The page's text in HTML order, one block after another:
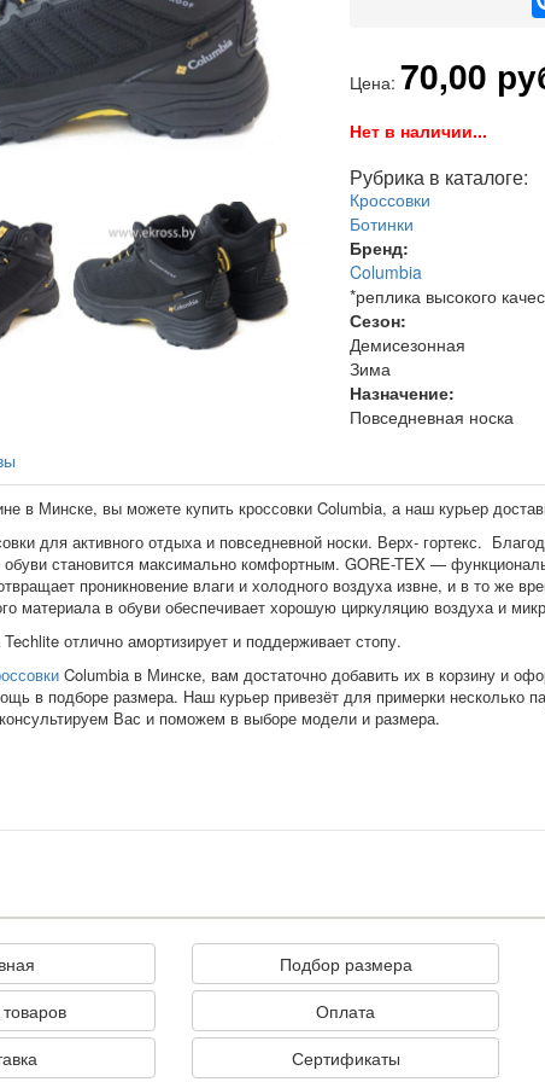
Цена: 70,00
Нет в наличии...
Рубрика в каталоге:
Кроссовки
Ботинки
Бренд:
Columbia
*реплика высокого
Сезон:
Демисезонная
Зима
Назначение:
Повседневная носка
в Минске, вы можете купить кроссовки Columbia, а наш курьер
для активного отдыха и повседневной носки. Верх- гортекс.
становится максимально комфортным. GORE-TEX —
проникновение влаги и холодного воздуха извне, и в то же
материала в обуви обеспечивает хорошую циркуляцию воздуха и
Techliteотлично амортизирует и поддерживает стопу.
Columbia в Минске, вам достаточно добавить их в корзину и
в подборе размера. Наш курьер привезёт для примерки несколько
Вас и поможем в выборе модели и размера.
Подбор размера
Оплата
Сертификаты